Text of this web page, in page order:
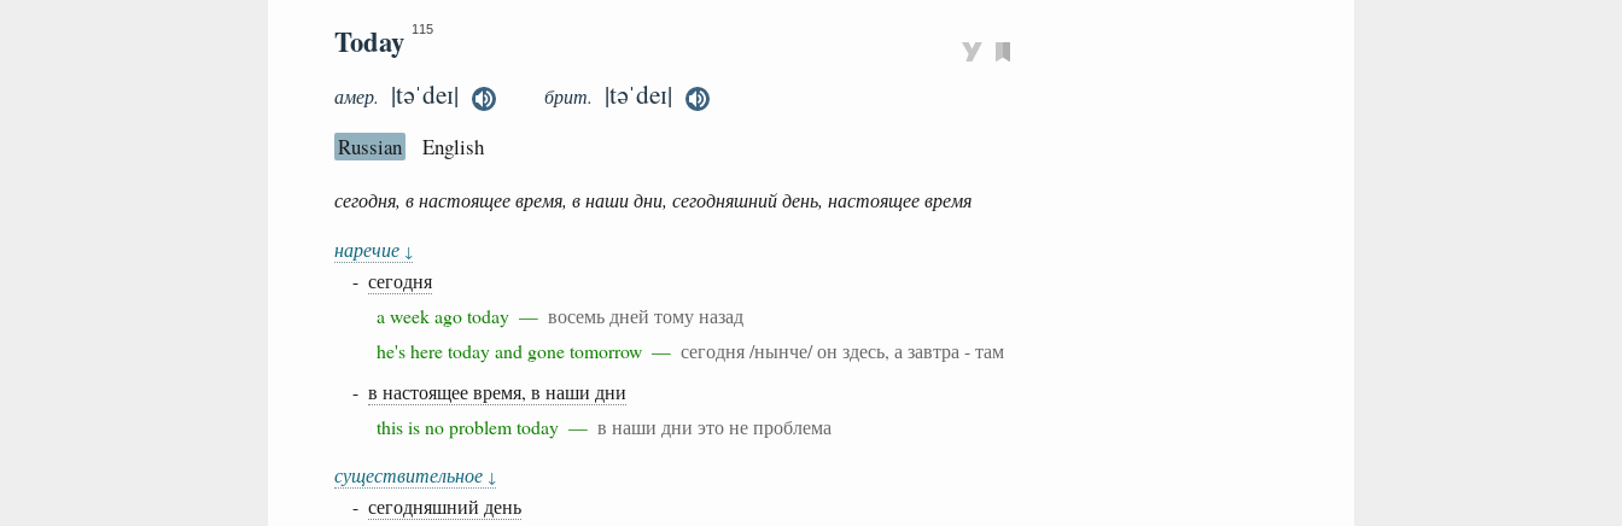
Today 115
амер. |təˈdeɪ| брит. |təˈdeɪ|
Russian English
сегодня, в настоящее время, в наши дни, сегодняшний день, настоящее время
наречие ↓
- сегодня
a week ago today — восемь дней тому назад
he's here today and gone tomorrow — сегодня /нынче/ он здесь, а завтра - там
- в настоящее время, в наши дни
this is no problem today — в наши дни это не проблема
существительное ↓
- сегодняшний день